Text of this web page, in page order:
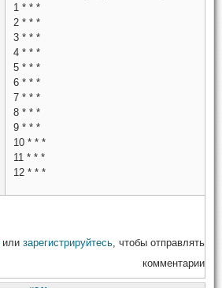
1 * * *
2 * * *
3 * * *
4 * * *
5 * * *
6 * * *
7 * * *
8 * * *
9 * * *
10 * * *
11 * * *
12 * * *
или зарегистрируйтесь, чтобы отправлять
комментарии